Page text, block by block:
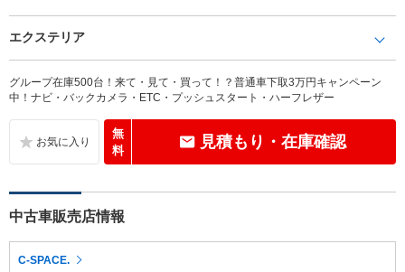
エクステリア
グループ在庫500台！来て・見て・買って！？普通車下取3万円キャンペーン
中！ナビ・バックカメラ・ETC・プッシュスタート・ハーフレザー
無
料
見積もり・在庫確認
中古車販売店情報
C-SPACE.